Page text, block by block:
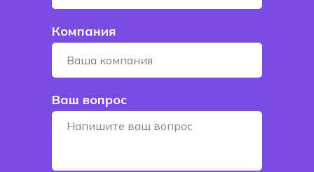
Компания
Ваш вопрос